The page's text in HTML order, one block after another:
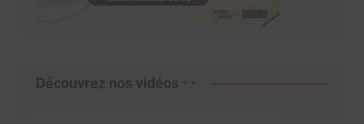
Découvrez nos vidéos